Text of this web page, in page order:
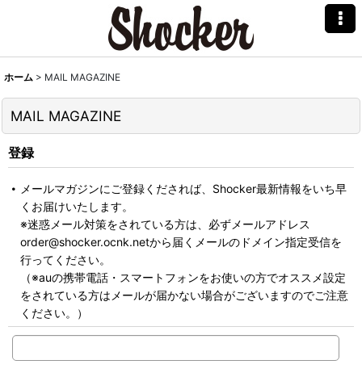
ホーム > MAIL MAGAZINE
MAIL MAGAZINE
登録
メールマガジンにご登録くだされば、Shocker最新情報をいち早
くお届けいたします。
※迷惑メール対策をされている方は、必ずメールアドレス
order@shocker.ocnk.netから届くメールのドメイン指定受信を
行ってください。
（※auの携帯電話・スマートフォンをお使いの方でオススメ設定
をされている方はメールが届かない場合がございますのでご注意
ください。）